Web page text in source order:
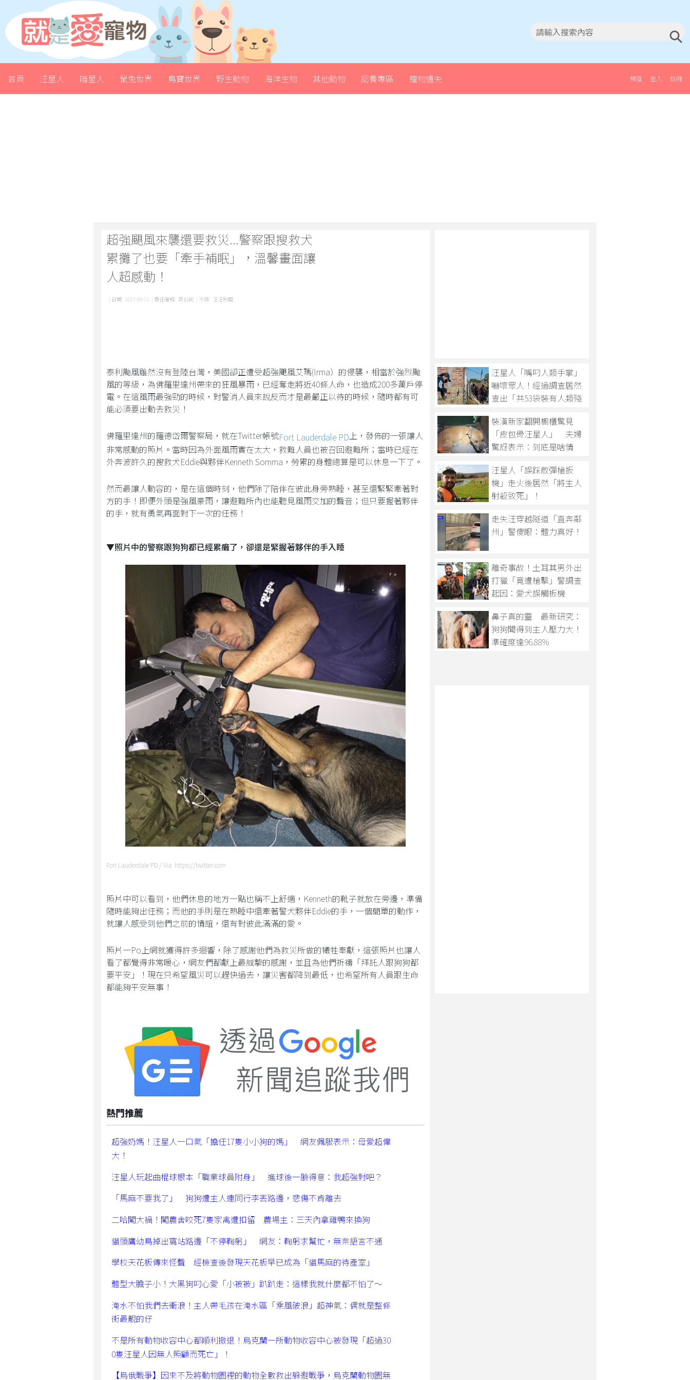
首頁 汪星人 喵星人 鼠兔世界 鳥寶世界 野生動物 海洋生物 其他動物 認養專區 寵物遺失 註冊
登入
頻道
超強颶風來襲還要救災...警察跟搜救犬
累攤了也要「牽手補眠」，溫馨畫面讓
人超感動！
| 日期: 2017-09-13 | 責任編輯: 葉怡箴 | 分類: 汪汪新聞
泰利颱風雖然沒有登陸台灣，美國卻正遭受超強颶風艾瑪(Irma）的侵襲，相當於強烈颱
風的等級，為佛羅里達州帶來的狂風暴雨，已經奪走將近40條人命，也造成200多萬戶停
電。在這風雨最強勁的時候，對警消人員來說反而才是最嚴正以待的時候，隨時都有可
能必須要出動去救災！
佛羅里達州的羅德岱爾警察局，就在Twitter帳號Fort Lauderdale PD 上，發佈的一張讓人
非常感動的照片。當時因為外面風雨實在太大，救難人員也被召回避難所；當時已經在
外奔波許久的搜救犬Eddie與夥伴Kenneth Somma，勞累的身體總算是可以休息一下了。
然而最讓人動容的，是在這個時刻，他們除了陪伴在彼此身旁熟睡，甚至還緊緊牽著對
方的手！即便外頭是強風豪雨，讓避難所內也能聽見風雨交加的聲音；但只要握著夥伴
的手，就有勇氣再面對下一次的任務！
▼照片中的警察跟狗狗都已經累癱了，卻還是緊握著夥伴的手入睡
Fort Lauderdale PD / Via https://twitter.com
照片中可以看到，他們休息的地方一點也稱不上舒適，Kenneth的靴子就放在旁邊，準備
隨時能夠出任務；而他的手則是在熟睡中還牽著警犬夥伴Eddie的手，一個簡單的動作，
就讓人感受到他們之前的情誼，還有對彼此滿滿的愛。
照片一Po上網就獲得許多迴響，除了感謝他們為救災所做的犧牲奉獻，這張照片也讓人
看了都覺得非常暖心，網友們都獻上最誠摯的感謝，並且為他們祈禱「拜託人跟狗狗都
要平安」！現在只希望風災可以趕快過去，讓災害都降到最低，也希望所有人員跟生命
都能夠平安無事！
熱門推薦
超強奶媽！汪星人一口氣「擔任17隻小小狗的媽」 網友佩服表示：母愛超偉
大！
汪星人玩起曲棍球根本「職業球員附身」 進球後一臉得意：我超強對吧？
「馬麻不要我了」 狗狗遭主人連同行李丟路邊，悲傷不肯離去
二哈闖大禍！闖農舍咬死7隻家禽遭扣留 農場主：三天內拿雞鴨來換狗
貓頭鷹幼鳥掉出窩站路邊「不停鞠躬」 網友：鞠躬求幫忙，無奈語言不通
學校天花板傳來怪聲 經檢查後發現天花板早已成為「貓馬麻的待產室」
體型大膽子小！大黑狗叼心愛「小被被」趴趴走：這樣我就什麼都不怕了～
淹水不怕我們去衝浪！主人帶毛孩在淹水區「乘風破浪」超神氣：偶就是整條
街最靚的仔
不是所有動物收容中心都順利撤退！烏克蘭一所動物收容中心被發現「超過30
0隻汪星人因無人照顧而死亡」！
【烏俄戰爭】因來不及將動物園裡的動物全數救出躲避戰爭，烏克蘭動物園無
汪星人「嘴叼人類手掌」
嚇壞眾人！經過調查居然
查出「共53袋裝有人類殘
裝潢新家翻開櫥櫃驚見
「皮包骨汪星人」 夫婦
驚訝表示：到底是啥情
汪星人「誤踩散彈槍扳
機」走火後居然「將主人
射殺致死」！
走失汪穿越隧道「直奔鄰
州」警傻眼：體力真好！
離奇事故！土耳其男外出
打獵「竟遭槍擊」警調查
起因：愛犬誤觸板機
鼻子真的靈 最新研究：
狗狗聞得到主人壓力大！
準確度達96.88%